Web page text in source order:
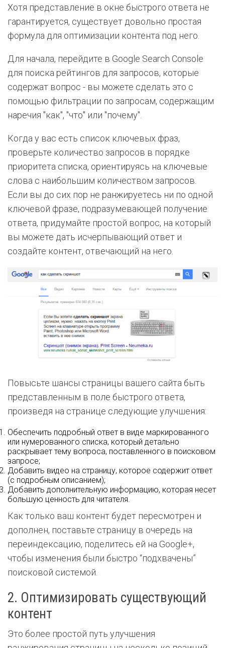
Хотя представление в окне быстрого ответа не
гарантируется, существует довольно простая
формула для оптимизации контента под него.
Для начала, перейдите в Google Search Console
для поиска рейтингов для запросов, которые
содержат вопрос - вы можете сделать это с
помощью фильтрации по запросам, содержащим
наречия "как", "что" или "почему".
Когда у вас есть список ключевых фраз,
проверьте количество запросов в порядке
приоритета списка, ориентируясь на ключевые
слова с наибольшим количеством запросов.
Если вы до сих пор не ранжируетесь ни по одной
ключевой фразе, подразумевающей получение
ответа, придумайте простой вопрос, на который
вы можете дать исчерпывающий ответ и
создайте контент, отвечающий на него.
Повысьте шансы страницы вашего сайта быть
представленным в поле быстрого ответа,
произведя на странице следующие улучшения:
Обеспечить подробный ответ в виде маркированного
или нумерованного списка, который детально
раскрывает тему вопроса, поставленного в поисковом
запросе;
Добавить видео на страницу, которое содержит ответ
(с подробным описанием);
Добавить дополнительную информацию, которая несет
большую ценность для читателя.
Как только ваш контент будет пересмотрен и
дополнен, поставьте страницу в очередь на
переиндексацию, поделитесь ей на Google+,
чтобы изменения были быстро “подхвачены”
поисковой системой.
2. Оптимизировать существующий
контент
Это более простой путь улучшения